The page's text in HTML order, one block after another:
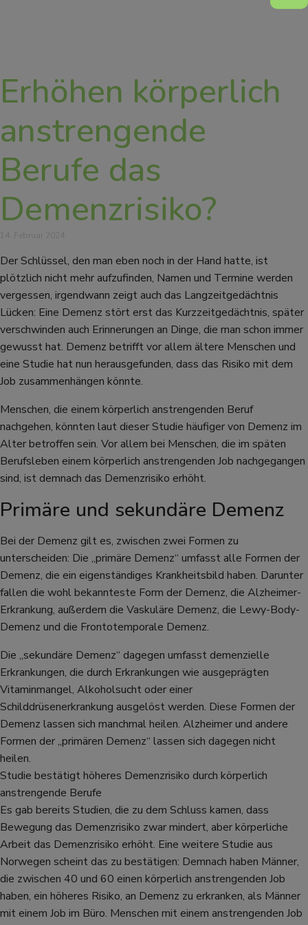
Erhöhen körperlich
anstrengende
Berufe das
Demenzrisiko?
Der Schlüssel, den man eben noch in der Hand hatte, ist
plötzlich nicht mehr aufzufinden, Namen und Termine werden
vergessen, irgendwann zeigt auch das Langzeitgedächtnis
Lücken: Eine Demenz stört erst das Kurzzeitgedächtnis, später
verschwinden auch Erinnerungen an Dinge, die man schon immer
gewusst hat. Demenz betrifft vor allem ältere Menschen und
eine Studie hat nun herausgefunden, dass das Risiko mit dem
Job zusammenhängen könnte.
Menschen, die einem körperlich anstrengenden Beruf
nachgehen, könnten laut dieser Studie häufiger von Demenz im
Alter betroffen sein. Vor allem bei Menschen, die im späten
Berufsleben einem körperlich anstrengenden Job nachgegangen
sind, ist demnach das Demenzrisiko erhöht.
Primäre und sekundäre Demenz
Bei der Demenz gilt es, zwischen zwei Formen zu
unterscheiden: Die „primäre Demenz“ umfasst alle Formen der
Demenz, die ein eigenständiges Krankheitsbild haben. Darunter
fallen die wohl bekannteste Form der Demenz, die Alzheimer-
Erkrankung, außerdem die Vaskuläre Demenz, die Lewy-Body-
Demenz und die Frontotemporale Demenz.
Die „sekundäre Demenz“ dagegen umfasst demenzielle
Erkrankungen, die durch Erkrankungen wie ausgeprägten
Vitaminmangel, Alkoholsucht oder einer
Schilddrüsenerkrankung ausgelöst werden. Diese Formen der
Demenz lassen sich manchmal heilen. Alzheimer und andere
Formen der „primären Demenz“ lassen sich dagegen nicht
heilen.
Studie bestätigt höheres Demenzrisiko durch körperlich
anstrengende Berufe
Es gab bereits Studien, die zu dem Schluss kamen, dass
Bewegung das Demenzrisiko zwar mindert, aber körperliche
Arbeit das Demenzrisiko erhöht. Eine weitere Studie aus
Norwegen scheint das zu bestätigen: Demnach haben Männer,
die zwischen 40 und 60 einen körperlich anstrengenden Job
haben, ein höheres Risiko, an Demenz zu erkranken, als Männer
mit einem Job im Büro. Menschen mit einem anstrengenden Job